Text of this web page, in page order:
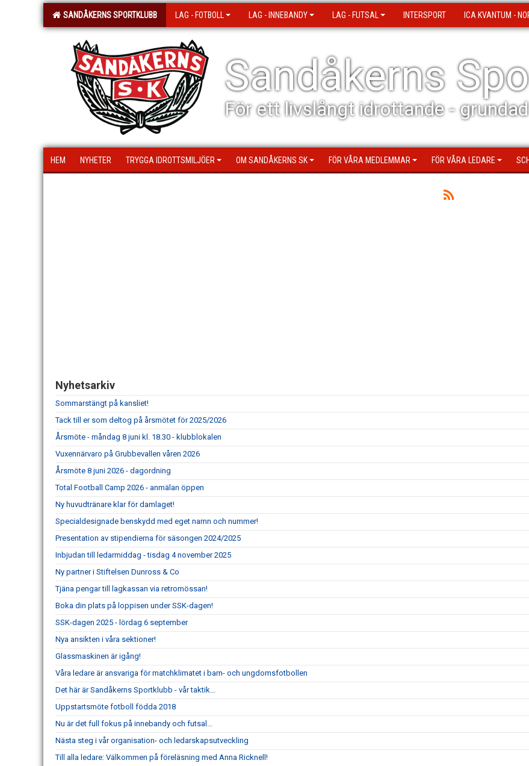
SANDÅKERNS SPORTKLUBB LAG - FOTBOLL LAG - INNEBANDY LAG - FUTSAL INTERSPORT ICA KVANTUM -
Sandåkerns
För ett livslångt idrottande -
HEM NYHETER TRYGGA IDROTTSMILJÖER OM SANDÅKERNS SK FÖR VÅRA MEDLEMMAR FÖR VÅRA LEDARE
Nyhetsarkiv
Sommarstängt på kansliet!
Tack till er som deltog på årsmötet för 2025/2026
Årsmöte - måndag 8 juni kl. 18.30 - klubblokalen
Vuxennärvaro på Grubbevallen våren 2026
Årsmöte 8 juni 2026 - dagordning
Total Football Camp 2026 - anmälan öppen
Ny huvudtränare klar för damlaget!
Specialdesignade benskydd med eget namn och nummer!
Presentation av stipendierna för säsongen 2024/2025
Inbjudan till ledarmiddag - tisdag 4 november 2025
Ny partner i Stiftelsen Dunross & Co
Tjäna pengar till lagkassan via retromössan!
Boka din plats på loppisen under SSK-dagen!
SSK-dagen 2025 - lördag 6 september
Nya ansikten i våra sektioner!
Glassmaskinen är igång!
Våra ledare är ansvariga för matchklimatet i barn- och ungdomsfotbollen
Det här är Sandåkerns Sportklubb - vår taktik...
Uppstartsmöte fotboll födda 2018
Nu är det full fokus på innebandy och futsal...
Nästa steg i vår organisation- och ledarskapsutveckling
Till alla ledare: Välkommen på föreläsning med Anna Ricknell!